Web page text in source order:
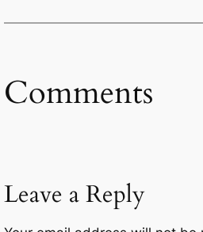
Comments
Leave a Reply